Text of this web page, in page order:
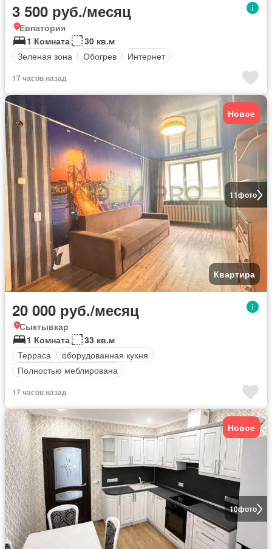
3 500 руб./месяц
Евпатория
1 Комната
30 кв.м
Зеленая зона
Обогрев Интернет
17 часов назад
11фото
Новое
Квартира
20 000 руб./месяц
Сыктывкар
1 Комната
33 кв.м
Терраса
оборудованная кухня
Полностью меблирована
17 часов назад
10фото
Новое